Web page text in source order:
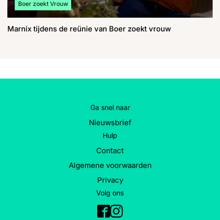
Bekijk meer artikelen over:
Boer zoekt Vrouw
Marnix tijdens de reünie van Boer zoekt vrouw
Ga snel naar
Nieuwsbrief
Hulp
Contact
Algemene voorwaarden
Privacy
Volg ons
Facebook
Instagram